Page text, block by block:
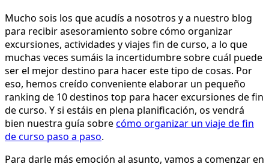
Mucho sois los que acudís a nosotros y a nuestro blog
para recibir asesoramiento sobre cómo organizar
excursiones, actividades y viajes fin de curso, a lo que
muchas veces sumáis la incertidumbre sobre cuál puede
ser el mejor destino para hacer este tipo de cosas. Por
eso, hemos creído conveniente elaborar un pequeño
ranking de 10 destinos top para hacer excursiones de fin
de curso. Y si estáis en plena planificación, os vendrá
bien nuestra guía sobrecómo organizar un viaje de fin
de curso paso a paso.
Para darle más emoción al asunto, vamos a comenzar en